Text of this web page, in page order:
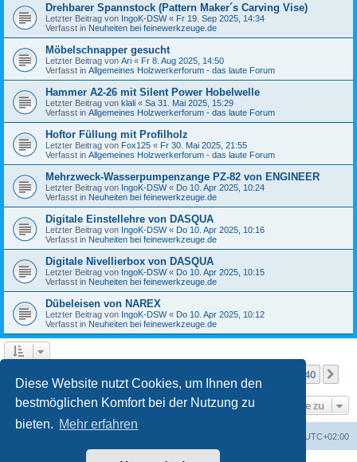
Diese Website nutzt Cookies, um Ihnen den
bestmöglichen Komfort bei der Nutzung zu
bieten. Mehr erfahren
Drehbarer Spannstock (Pattern Maker´s Carving Vise)
Letzter Beitrag von IngoK-DSW« Fr 19. Sep 2025, 14:34
Verfasst in Neuheiten bei feinewerkzeuge.de
Möbelschnapper gesucht
Letzter Beitrag von Ari « Fr 8. Aug 2025, 14:50
Verfasst in Allgemeines Holzwerkerforum - das laute Forum
Hammer A2-26 mit Silent Power Hobelwelle
Letzter Beitrag von klali « Sa 31. Mai 2025, 15:29
Verfasst in Allgemeines Holzwerkerforum - das laute Forum
Hoftor Füllung mit Profilholz
Letzter Beitrag von Fox125 « Fr 30. Mai 2025, 21:55
Verfasst in Allgemeines Holzwerkerforum - das laute Forum
Mehrzweck-Wasserpumpenzange PZ-82 von ENGINEER
Letzter Beitrag von IngoK-DSW« Do 10. Apr 2025, 10:24
Verfasst in Neuheiten bei feinewerkzeuge.de
Digitale Einstellehre von DASQUA
Letzter Beitrag von IngoK-DSW« Do 10. Apr 2025, 10:16
Verfasst in Neuheiten bei feinewerkzeuge.de
Digitale Nivellierbox von DASQUA
Letzter Beitrag von IngoK-DSW« Do 10. Apr 2025, 10:15
Verfasst in Neuheiten bei feinewerkzeuge.de
Dübeleisen von NAREX
Letzter Beitrag von IngoK-DSW« Do 10. Apr 2025, 10:12
Verfasst in Neuheiten bei feinewerkzeuge.de
40
Gehe zu
UTC+02:00